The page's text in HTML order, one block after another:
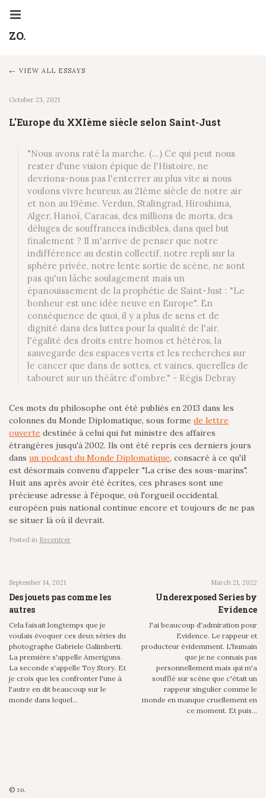
ZO.
VIEW ALL ESSAYS
October 23, 2021
L'Europe du XXIème siècle selon Saint-Just
"Nous avons raté la marche. (...) Ce qui peut nous
rester d'une vision épique de l'Histoire, ne
devrions-nous pas l'enterrer au plus vite si nous
voulons vivre heureux au 21ème siècle de notre air
et non au 19ème. Verdun, Stalingrad, Hiroshima,
Alger, Hanoï, Caracas, des millions de morts, des
déluges de souffrances indicibles, dans quel but
finalement ? Il m'arrive de penser que notre
indifférence au destin collectif, notre repli sur la
sphère privée, notre lente sortie de scène, ne sont
pas qu'un lâche soulagement mais un
épanouissement de la prophétie de Saint-Just : "Le
bonheur est une idée neuve en Europe". En
conséquence de quoi, il y a plus de sens et de
dignité dans des luttes pour la qualité de l'air,
l'égalité des droits entre homos et hétéros, la
sauvegarde des espaces verts et les recherches sur
le cancer que dans de sottes, et vaines, querelles de
tabouret sur un théâtre d'ombre." - Régis Debray
Ces mots du philosophe ont été publiés en 2013 dans les
colonnes du Monde Diplomatique, sous forme de lettre
ouverte destinée à celui qui fut ministre des affaires
étrangères jusqu'à 2002. Ils ont été repris ces derniers jours
dans un podcast du Monde Diplomatique, consacré à ce qu'il
est désormais convenu d'appeler "La crise des sous-marins".
Huit ans après avoir été écrites, ces phrases sont une
précieuse adresse à l'époque, où l'orgueil occidental,
européen puis national continue encore et toujours de ne pas
se situer là où il devrait.
Posted in Recentrer
September 14, 2021
Des jouets pas comme les
autres
Cela faisait longtemps que je
voulais évoquer ces deux séries du
photographe Gabriele Galimberti.
La première s'appelle Ameriguns.
La seconde s'appelle Toy Story. Et
je crois que les confronter l'une à
l'autre en dit beaucoup sur le
monde dans lequel…
March 21, 2022
Underexposed Series by
Evidence
J'ai beaucoup d'admiration pour
Evidence. Le rappeur et
producteur évidemment. L'humain
que je ne connais pas
personnellement mais qui m'a
soufflé sur scène que c'était un
rappeur singulier comme le
monde en manque cruellement en
ce moment. Et puis…
© zo.